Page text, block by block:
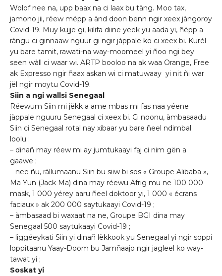
Wolof nee na, upp baax na ci laax bu tàng. Moo tax,
jamono jii, réew mépp a ànd doon benn ngir xeex jàngoroy
Covid-19. Muy kujje gi, kilifa diine yeek yu aada yi, ñépp a
ràngu ci ginnaaw nguur gi ngir jàppale ko ci xeex bi. Kurél
yu bare tamit, rawati-na way-moomeel yi ñoo ngi bey
seen wàll ci waar wi. ARTP booloo na ak waa Orange, Free
ak Expresso ngir ñaax askan wi ci matuwaay yi nit ñi war
jël ngir moytu Covid-19.
Siin a ngi wallsi Senegaal
Réewum Siin mi jëkk a ame mbas mi fas naa yéene
jàppale nguuru Senegaal ci xeex bi. Ci noonu, àmbasaadu
Siin ci Senegaal rotal nay xibaar yu bare ñeel ndimbal
loolu :
– dinañ may réew mi ay jumtukaayi faj ci nim gën a
gaawe ;
– nee ñu, ràllumaanu Siin bu siiw bi sos « Groupe Alibaba »,
Ma Yun (Jack Ma) dina may réewu Afrig mu ne 100 000
mask, 1 000 yérey aaru ñeel doktoor yi, 1 000 « écrans
faciaux » ak 200 000 saytukaayi Covid-19 ;
– àmbasaad bi waxaat na ne, Groupe BGI dina may
Senegaal 500 saytukaayi Covid-19 ;
– liggéeykati Siin yi dinañ lëkkook yu Senegaal yi ngir soppi
loppitaanu Yaay-Doom bu Jamñaajo ngir jagleel ko way-
tawat yi ;
Soskat yi